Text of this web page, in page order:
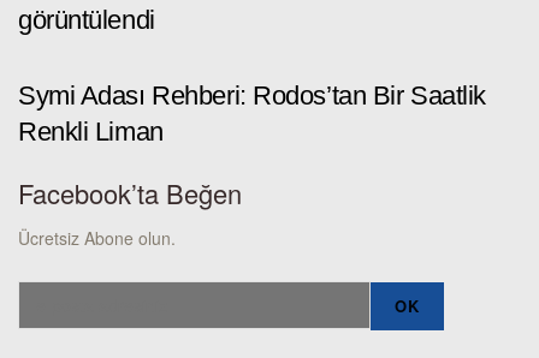
görüntülendi
Symi Adası Rehberi: Rodos’tan Bir Saatlik
Renkli Liman
Facebook’ta Beğen
Ücretsiz Abone olun.